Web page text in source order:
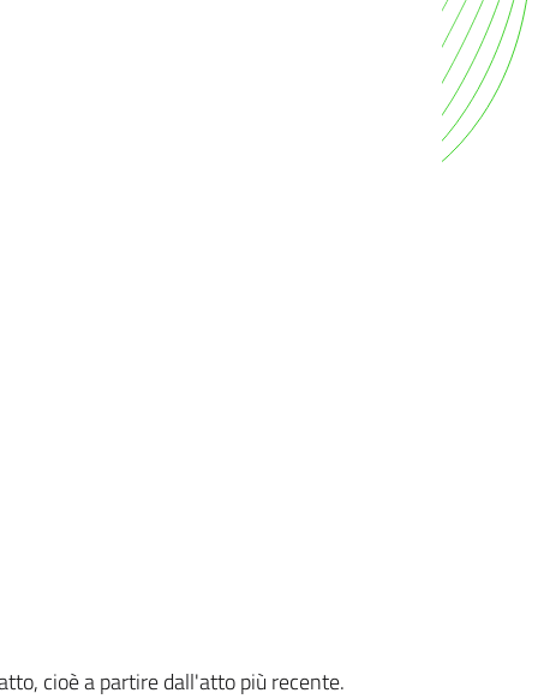
cioè a partire dall'atto più recente.